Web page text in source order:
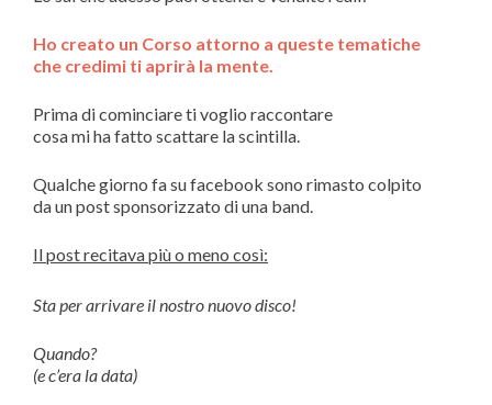
Ho creato un Corso attorno a queste tematiche
che credimi ti aprirà la mente.
Prima di cominciare ti voglio raccontare
cosa mi ha fatto scattare la scintilla.
Qualche giorno fa su facebook sono rimasto colpito
da un post sponsorizzato di una band.
Il post recitava più o meno così:
Sta per arrivare il nostro nuovo disco!
Quando?
(e c’era la data)